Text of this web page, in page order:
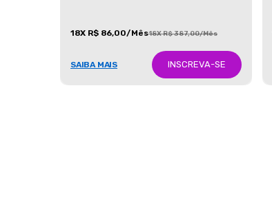
18X R$ 86,00/Mês18X R$ 387,00/Mês
SAIBA MAIS INSCREVA-SE